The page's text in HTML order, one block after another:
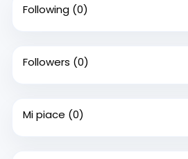
Following (0)
Followers (0)
Mi piace (0)